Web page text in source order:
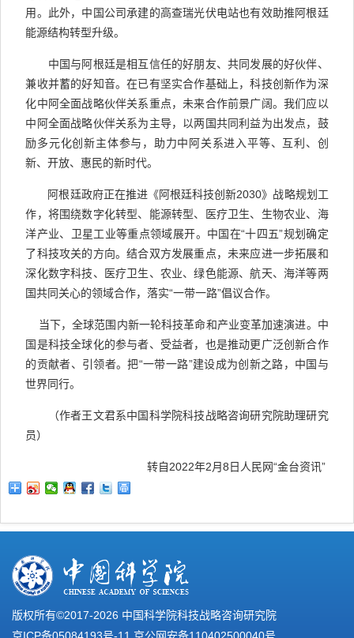
用。此外，中国公司承建的高查瑞光伏电站也有效助推阿根廷
能源结构转型升级。
中国与阿根廷是相互信任的好朋友、共同发展的好伙伴、
兼收并蓄的好知音。在已有坚实合作基础上，科技创新作为深
化中阿全面战略伙伴关系重点，未来合作前景广阔。我们应以
中阿全面战略伙伴关系为主导，以两国共同利益为出发点，鼓
励多元化创新主体参与，助力中阿关系进入平等、互利、创
新、开放、惠民的新时代。
阿根廷政府正在推进《阿根廷科技创新2030》战略规划工
作，将围绕数字化转型、能源转型、医疗卫生、生物农业、海
洋产业、卫星工业等重点领域展开。中国在“十四五”规划确定
了科技攻关的方向。结合双方发展重点，未来应进一步拓展和
深化数字科技、医疗卫生、农业、绿色能源、航天、海洋等两
国共同关心的领域合作，落实“一带一路”倡议合作。
当下，全球范围内新一轮科技革命和产业变革加速演进。中
国是科技全球化的参与者、受益者，也是推动更广泛创新合作
的贡献者、引领者。把“一带一路”建设成为创新之路，中国与
世界同行。
（作者王文君系中国科学院科技战略咨询研究院助理研究
员）
转自2022年2月8日人民网“金台资讯”
版权所有©2017-2026 中国科学院科技战略咨询研究院